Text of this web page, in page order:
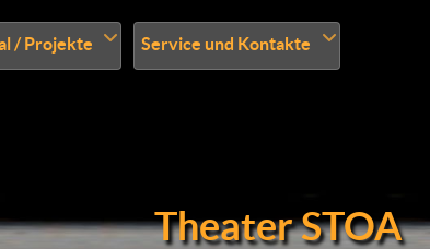
/ Projekte Service und Kontakte
Theater STOA